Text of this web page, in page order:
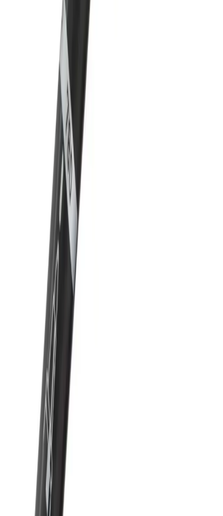
Mor Elma Yayıncılık Boyama Kitapları
Karşılaştırması: Çocuklar ve Yetişkinler İçin En İyi
İki farklı Mor Elma Yayıncılık boyama kitabını detaylı
karşılaştırıyoruz. Çocuklar ve yetişkinler için uygun özellikler, içerik
ve kullanıcı yorumlarıyla en iyi seçimi yapmanıza yardımcı oluyor.
Daha fazla bilgi edinin
Gönül Yayıncılık 3-6 Yaş Çocuklar İçin Boyama ve
Eğitim Setleri Karşılaştırması
Gönül Yayıncılık'ın 3-6 yaş çocuklar için hazırladığı boyama ve
eğitim setleri, motor, dikkat ve zeka gelişimine katkı sağlar, kaliteli
içerik ve kullanım kolaylığı sunar.
Daha fazla bilgi edinin
Karşılaştırma